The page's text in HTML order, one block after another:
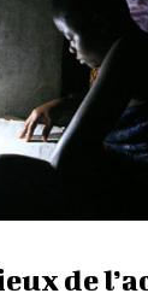
de